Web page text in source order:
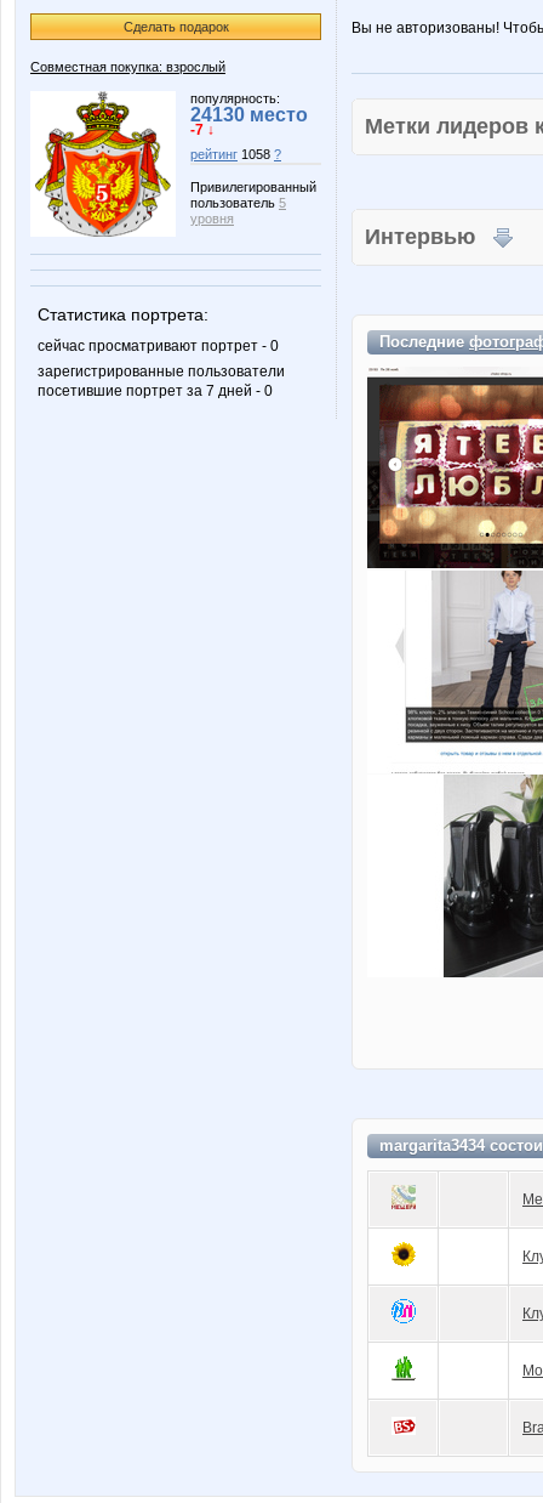
Сделать подарок
Совместная покупка: взрослый
популярность:
24130 место
-7 ↓
рейтинг 1058 ?
Привилегированный
пользователь 5
уровня
Статистика портрета:
сейчас просматривают портрет - 0
зарегистрированные пользователи
посетившие портрет за 7 дней - 0
Вы не авторизованы!
Метки
Интервью
Последние
margarita3434